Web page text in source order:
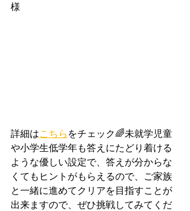
様
詳細はこちら をチェック🌈未就学児童
や小学生低学年も答えにたどり着ける
ような優しい設定で、答えが分からな
くてもヒントがもらえるので、ご家族
と一緒に進めてクリアを目指すことが
出来ますので、ぜひ挑戦してみてくだ